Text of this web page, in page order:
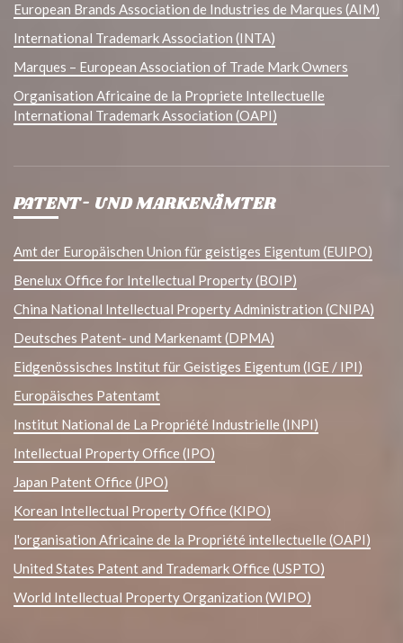
European Brands Association de Industries de Marques (AIM)
International Trademark Association (INTA)
Marques – European Association of Trade Mark Owners
Organisation Africaine de la Propriete Intellectuelle
International Trademark Association (OAPI)
PATENT- UND MARKENÄMTER
Amt der Europäischen Union für geistiges Eigentum (EUIPO)
Benelux Office for Intellectual Property (BOIP)
China National Intellectual Property Administration (CNIPA)
Deutsches Patent- und Markenamt (DPMA)
Eidgenössisches Institut für Geistiges Eigentum (IGE / IPI)
Europäisches Patentamt
Institut National de La Propriété Industrielle (INPI)
Intellectual Property Office (IPO)
Japan Patent Office (JPO)
Korean Intellectual Property Office (KIPO)
l'organisation Africaine de la Propriété intellectuelle (OAPI)
United States Patent and Trademark Office (USPTO)
World Intellectual Property Organization (WIPO)